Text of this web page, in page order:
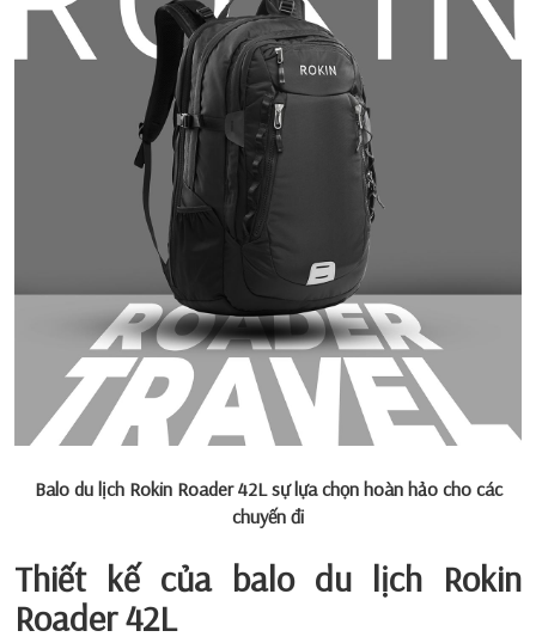
Balo du lịch Rokin Roader 42L sự lựa chọn hoàn hảo cho các
chuyến đi
Thiết kế của balo du lịch Rokin
Roader 42L